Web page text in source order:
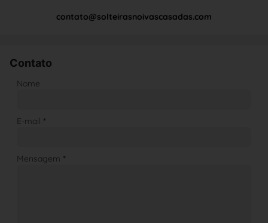
contato@solteirasnoivascasadas.com
Contato
Nome
E-mail *
Mensagem *